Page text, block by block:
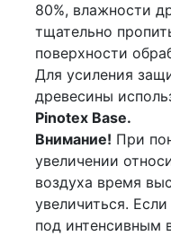
80%, влажности
тщательно
поверхности
Для усиления
древесины
Pinotex Base.
Внимание! При
увеличении
воздуха время
увеличиться.
под интенсивным